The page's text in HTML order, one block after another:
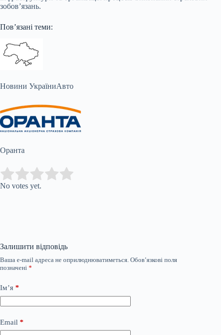
зобов’язань.
Повʼязані теми:
Новини УкраїниАвто
Оранта
Rate this item:
No votes yet.
Залишити відповідь
Ваша e-mail адреса не оприлюднюватиметься. Обов’язкові поля
позначені *
Ім’я *
Email *